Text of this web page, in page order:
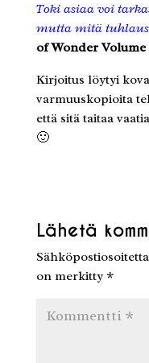
Toki asiaa voi
mutta mitä
of Wonder Volume
Kirjoitus löytyi
varmuuskopioita
että sitä taitaa
🙂
Lähetä
on merkitty *